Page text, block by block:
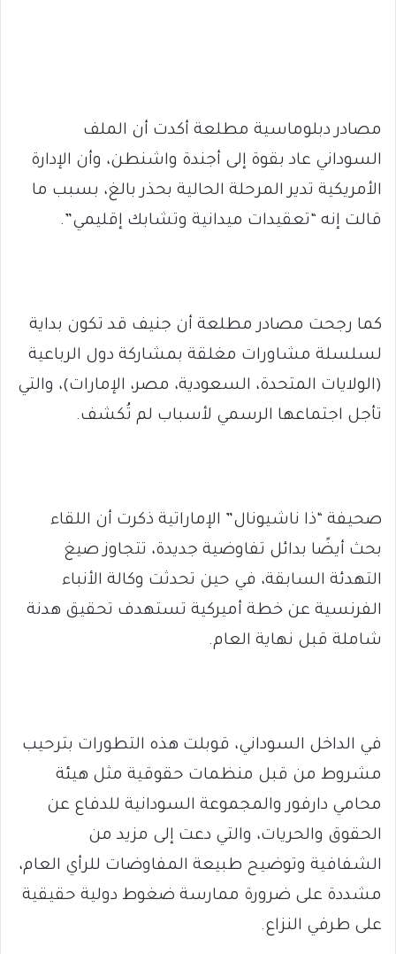
مصادر دبلوماسية مطلعة أكدت أن الملف
السوداني عاد بقوة إلى أجندة واشنطن، وأن الإدارة
الأمريكية تدير المرحلة الحالية بحذر بالغ، بسبب ما
قالت إنه “تعقيدات ميدانية وتشابك إقليمي”.
كما رجحت مصادر مطلعة أن جنيف قد تكون بداية
لسلسلة مشاورات مغلقة بمشاركة دول الرباعية
(الولايات المتحدة، السعودية، مصر، الإمارات)، والتي
تأجل اجتماعها الرسمي لأسباب لم تُكشف.
صحيفة “ذا ناشيونال” الإماراتية ذكرت أن اللقاء
بحث أيضًا بدائل تفاوضية جديدة، تتجاوز صيغ
التهدئة السابقة، في حين تحدثت وكالة الأنباء
الفرنسية عن خطة أميركية تستهدف تحقيق هدنة
شاملة قبل نهاية العام.
في الداخل السوداني، قوبلت هذه التطورات بترحيب
مشروط من قبل منظمات حقوقية مثل هيئة
محامي دارفور والمجموعة السودانية للدفاع عن
الحقوق والحريات، والتي دعت إلى مزيد من
الشفافية وتوضيح طبيعة المفاوضات للرأي العام،
مشددة على ضرورة ممارسة ضغوط دولية حقيقية
على طرفي النزاع.